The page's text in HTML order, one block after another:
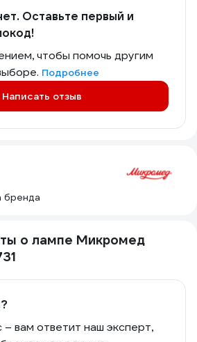
Оставьте первый и
чтобы помочь другим
Подробнее
Написать отзыв
бренда
о лампе Микромед
вам ответит наш эксперт,